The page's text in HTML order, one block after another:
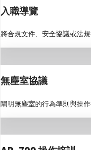
入職導覽
將合規文件、安全協議或法
無塵室協議
闡明無塵室的行為準則與操